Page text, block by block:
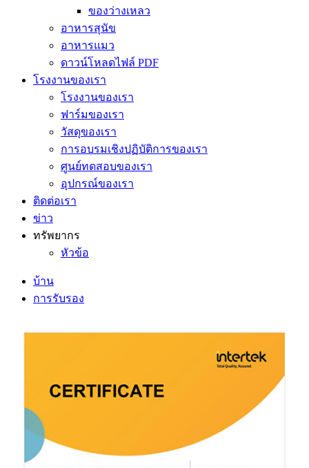
ของว่างเหลว
อาหารสุนัข
อาหารแมว
ดาวน์โหลดไฟล์ PDF
โรงงานของเรา
โรงงานของเรา
ฟาร์มของเรา
วัสดุของเรา
การอบรมเชิงปฏิบัติการของเรา
ศูนย์ทดสอบของเรา
อุปกรณ์ของเรา
ติดต่อเรา
ข่าว
ทรัพยากร
หัวข้อ
บ้าน
การรับรอง